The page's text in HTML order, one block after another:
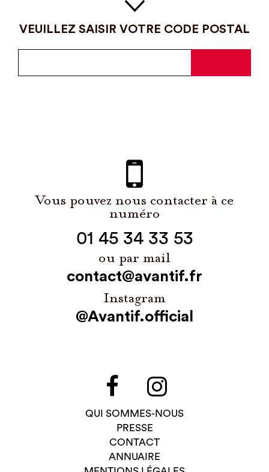
VEUILLEZ SAISIR VOTRE CODE POSTAL
Vous pouvez nous contacter à ce
numéro
01 45 34 33 53
ou par mail
contact@avantif.fr
Instagram
@Avantif.official
QUI SOMMES-NOUS
PRESSE
CONTACT
ANNUAIRE